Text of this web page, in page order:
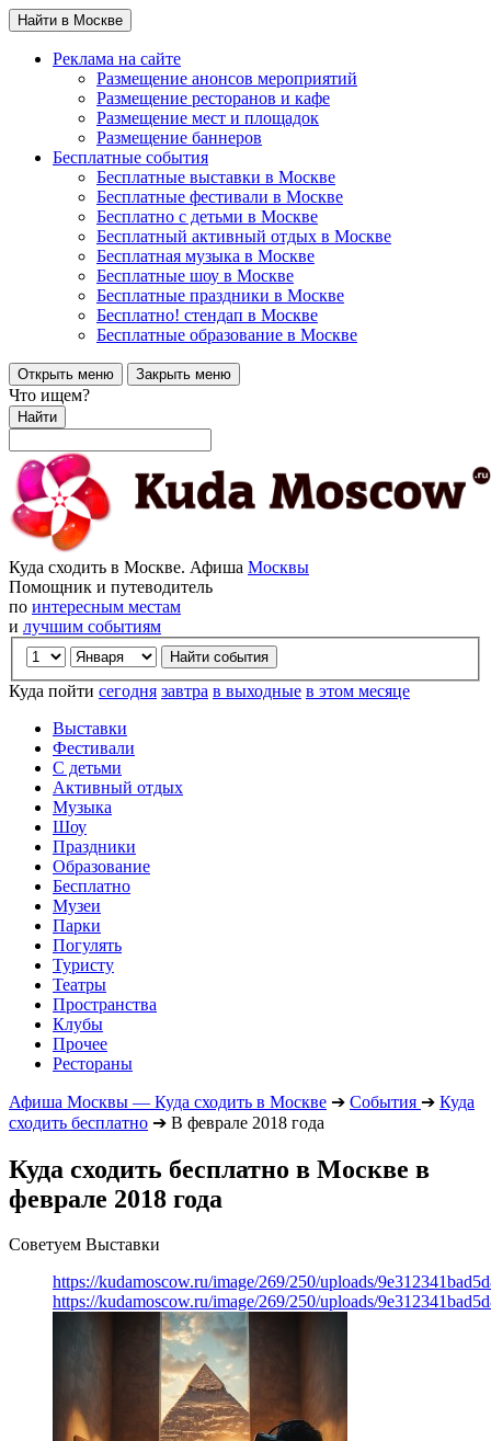
Найти в Москве
Реклама на сайте
Размещение анонсов мероприятий
Размещение ресторанов и кафе
Размещение мест и площадок
Размещение баннеров
Бесплатные события
Бесплатные выставки в Москве
Бесплатные фестивали в Москве
Бесплатно с детьми в Москве
Бесплатный активный отдых в Москве
Бесплатная музыка в Москве
Бесплатные шоу в Москве
Бесплатные праздники в Москве
Бесплатно! стендап в Москве
Бесплатные образование в Москве
Открыть меню Закрыть меню
Что ищем?
Найти
Куда сходить в Москве. Афиша Москвы
Помощник и путеводитель
по интересным местам
и лучшим событиям
Куда пойти сегодня завтра в выходные в этом месяце
Выставки
Фестивали
С детьми
Активный отдых
Музыка
Шоу
Праздники
Образование
Бесплатно
Музеи
Парки
Погулять
Туристу
Театры
Пространства
Клубы
Прочее
Рестораны
Афиша Москвы — Куда сходить в Москве ➔ События ➔ Куда
сходить бесплатно ➔ В феврале 2018 года
Куда сходить бесплатно в Москве в
феврале 2018 года
Советуем Выставки
https://kudamoscow.ru/image/269/250/uploads/
https://kudamoscow.ru/image/269/250/uploads/